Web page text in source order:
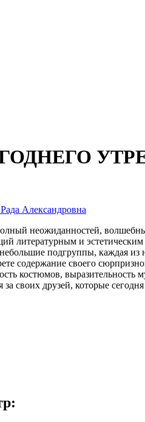
Александровна
неожиданностей,
литературным и
подгруппы, каждая из
содержание своего
костюмов,
за своих друзей, которые